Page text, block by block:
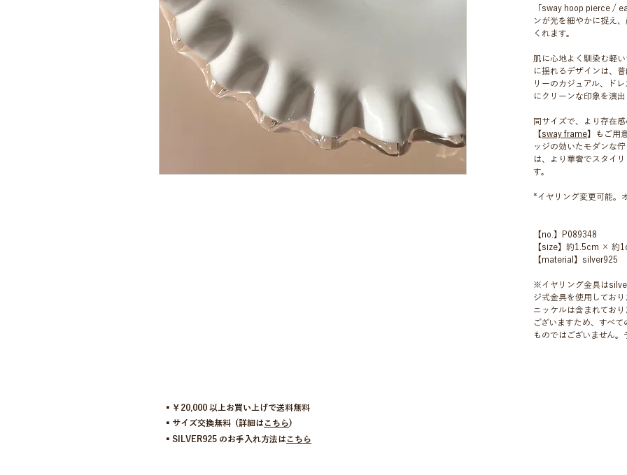
「sway hoop pierce /
ンが光を細やかに捉え
くれます。
肌に心地よく馴染む軽
に揺れるデザインは、
リーのカジュアル、ド
にクリーンな印象を演
同サイズで、より存在
【sway frame】もご用
ッジの効いたモダンな
は、より華奢でスタイ
す。
*イヤリング変更可能。
【no.】P089348
【size】約1.5cm × 約
【material】silver925
※イヤリング金具は
ジ式金具を使用しており
ニッケルは含まれてお
ございますため、すべ
ものではございません
▪︎￥20,000 以上お買い上げで送料無料
▪︎サイズ交換無料 (詳細は こちら)
▪︎SILVER925 のお手入れ方法は こちら